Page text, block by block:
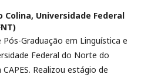
Colina, Universidade Federal
Graduação em Linguística e
Federal do Norte do
Realizou estágio de